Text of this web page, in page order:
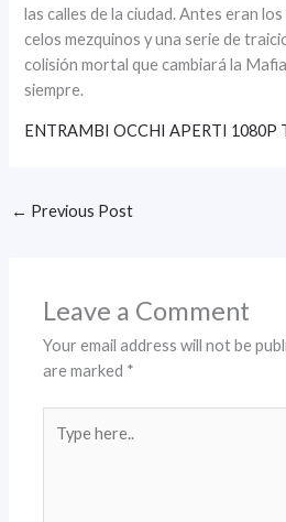
las calles de la ciudad. Antes eran
celos mezquinos y una serie de
colisión mortal que cambiará la
siempre.
ENTRAMBI OCCHI APERTI 1080P
← Previous Post
Leave a Comment
Your email address will not be
are marked *
here..